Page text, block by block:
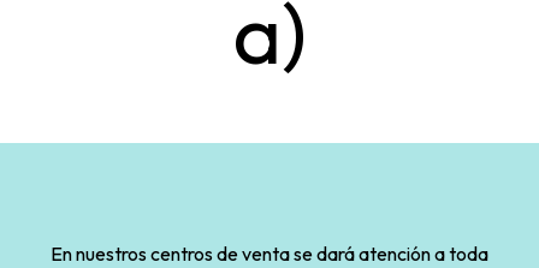
a)
En nuestros centros de venta se dará atención a toda